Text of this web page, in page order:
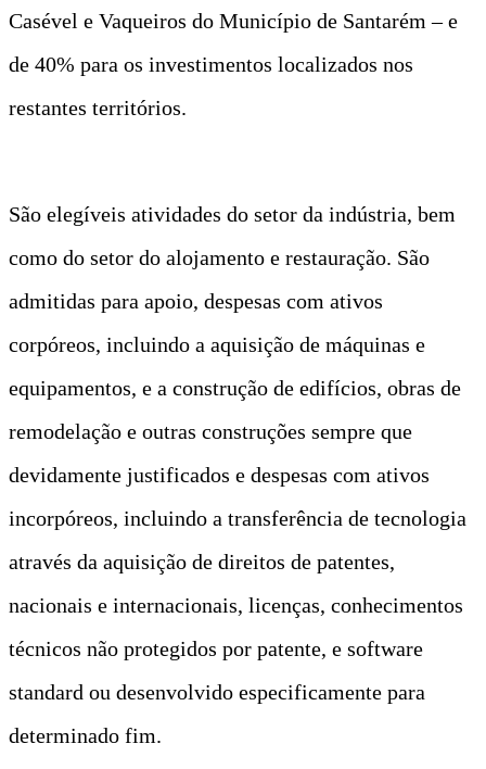
Casével e Vaqueiros do Município de Santarém – e
de 40% para os investimentos localizados nos
restantes territórios.
São elegíveis atividades do setor da indústria, bem
como do setor do alojamento e restauração. São
admitidas para apoio, despesas com ativos
corpóreos, incluindo a aquisição de máquinas e
equipamentos, e a construção de edifícios, obras de
remodelação e outras construções sempre que
devidamente justificados e despesas com ativos
incorpóreos, incluindo a transferência de tecnologia
através da aquisição de direitos de patentes,
nacionais e internacionais, licenças, conhecimentos
técnicos não protegidos por patente, e software
standard ou desenvolvido especificamente para
determinado fim.